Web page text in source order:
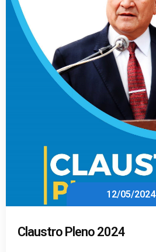
12/05/2024
Claustro Pleno 2024